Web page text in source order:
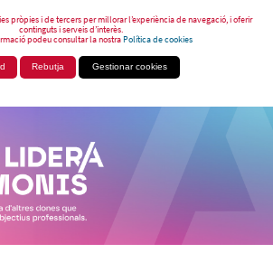
pròpies i de tercers per millorar l’experiència de navegació, i oferir
continguts i serveis d’interès.
podeu consultar la nostraPolítica de cookies
Rebutja Gestionar cookies